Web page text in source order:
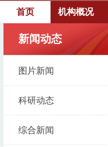
首页 机构概况
新闻动态
图片新闻
科研动态
综合新闻